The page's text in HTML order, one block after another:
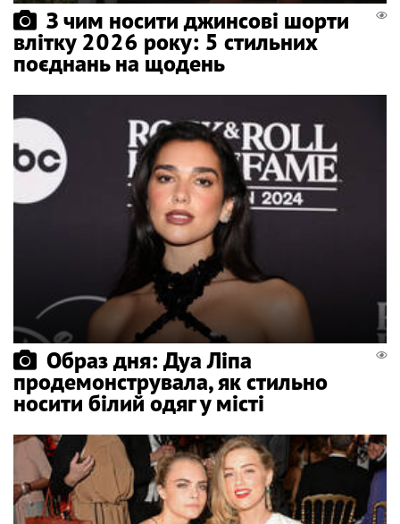
З чим носити джинсові шорти
влітку 2026 року: 5 стильних
поєднань на щодень
Образ дня: Дуа Ліпа
продемонструвала, як стильно
носити білий одяг у місті